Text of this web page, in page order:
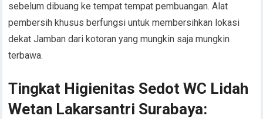
sebelum dibuang ke tempat tempat pembuangan. Alat
pembersih khusus berfungsi untuk membersihkan lokasi
dekat Jamban dari kotoran yang mungkin saja mungkin
terbawa.
Tingkat Higienitas Sedot WC Lidah
Wetan Lakarsantri Surabaya: